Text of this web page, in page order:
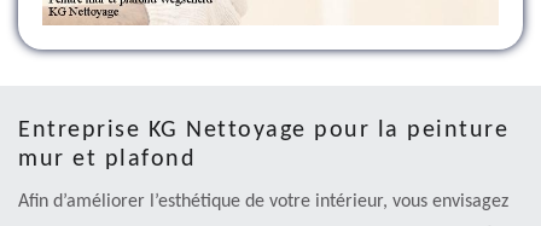
Entreprise KG Nettoyage pour la peinture
mur et plafond
Afin d’améliorer l’esthétique de votre intérieur, vous envisagez